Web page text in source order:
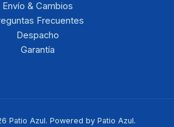
Envío & Cambios
Frecuentes
Despacho
Garantía
Patio Azul. Powered by Patio Azul.